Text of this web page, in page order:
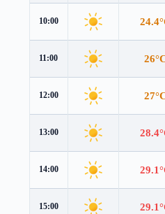
10:00
11:00
12:00
13:00
14:00
15:00